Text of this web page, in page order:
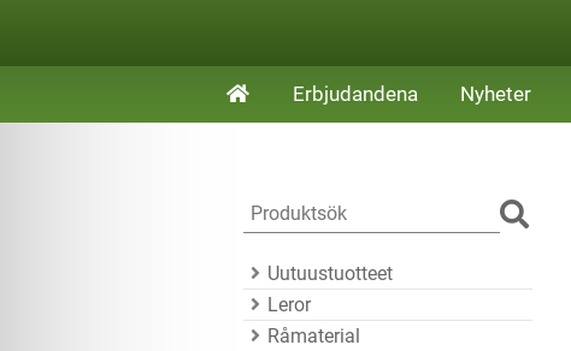
Erbjudandena Nyheter
Uutuustuotteet
Leror
Råmaterial